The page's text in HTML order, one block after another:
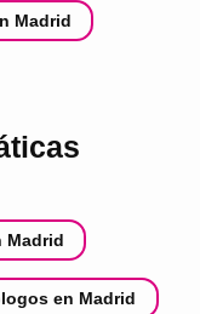
Madrid
Madrid
en Madrid